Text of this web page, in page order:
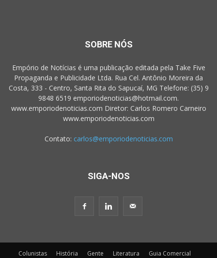
SOBRE NÓS
Empório de Notícias é uma publicação editada pela Take Five
Propaganda e Publicidade Ltda. Rua Cel. Antônio Moreira da
Costa, 333 - Centro, Santa Rita do Sapucaí, MG Telefone: (35) 9
9848 6519 emporiodenoticias@hotmail.com.
www.emporiodenoticias.com Diretor: Carlos Romero Carneiro
www.emporiodenoticias.com
Contato: carlos@emporiodenoticias.com
SIGA-NOS
Colunistas História Gente Literatura Guia Comercial